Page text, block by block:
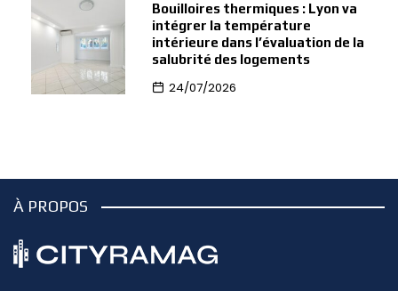
Bouilloires thermiques : Lyon va
intégrer la température
intérieure dans l’évaluation de la
salubrité des logements
24/07/2026
À PROPOS